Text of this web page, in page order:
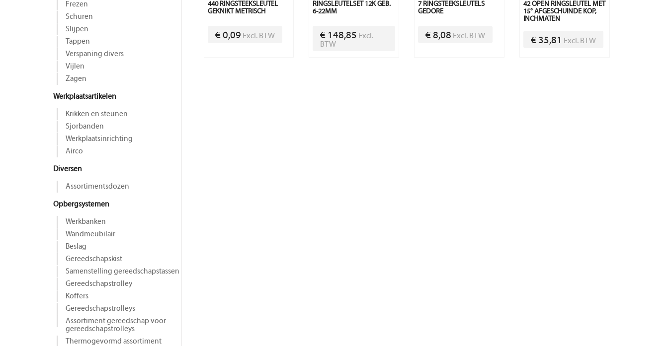
Frezen
Schuren
Slijpen
Tappen
Verspaning divers
Vijlen
Zagen
Werkplaatsartikelen
Krikken en steunen
Sjorbanden
Werkplaatsinrichting
Airco
Diversen
Assortimentsdozen
Opbergsystemen
Werkbanken
Wandmeubilair
Beslag
Gereedschapskist
Samenstelling gereedschapstassen
Gereedschapstrolley
Koffers
Gereedschapstrolleys
Assortiment gereedschap voor
gereedschapstrolleys
Thermogevormd assortiment
440 RINGSTEEKSLEUTEL
GEKNIKT METRISCH
€ 0,09 Excl. BTW
RINGSLEUTELSET 12K GEB.
6-22MM
€ 148,85 Excl.
BTW
7 RINGSTEEKSLEUTELS
GEDORE
€ 8,08 Excl. BTW
42 OPEN RINGSLEUTEL MET
15° AFGESCHUINDE KOP,
INCHMATEN
€ 35,81 Excl. BTW